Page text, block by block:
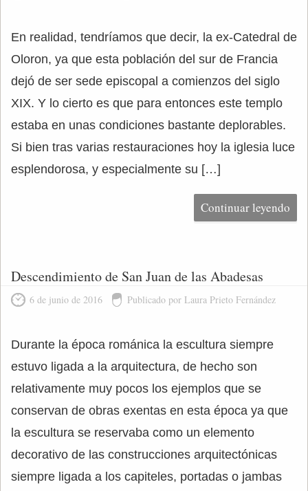
En realidad, tendríamos que decir, la ex-Catedral de
Oloron, ya que esta población del sur de Francia
dejó de ser sede episcopal a comienzos del siglo
XIX. Y lo cierto es que para entonces este templo
estaba en unas condiciones bastante deplorables.
Si bien tras varias restauraciones hoy la iglesia luce
esplendorosa, y especialmente su […]
Continuar leyendo
Descendimiento de San Juan de las Abadesas
6 de junio de 2016 Publicado por Laura Prieto Fernández
Durante la época románica la escultura siempre
estuvo ligada a la arquitectura, de hecho son
relativamente muy pocos los ejemplos que se
conservan de obras exentas en esta época ya que
la escultura se reservaba como un elemento
decorativo de las construcciones arquitectónicas
siempre ligada a los capiteles, portadas o jambas